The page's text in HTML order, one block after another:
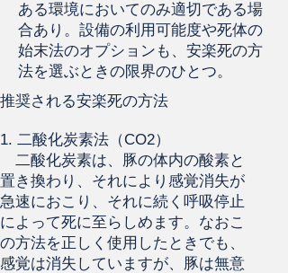
ある環境においてのみ適切である場
合あり。設備の利用可能度や死体の
始末法のオプションも、安楽死の方
法を選ぶときの限界のひとつ。
推奨される安楽死の方法
1. 二酸化炭素法（CO2）
二酸化炭素は、豚の体内の酸素と
置き換わり、それにより感覚消失が
急速におこり、それに続く呼吸停止
によって死に至らしめます。なおこ
の方法を正しく使用したときでも、
感覚は消失していますが、豚は無意